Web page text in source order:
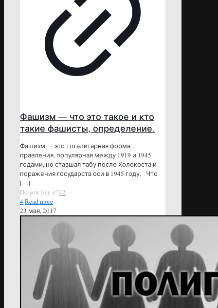
Фашизм — что это такое и кто
такие фашисты, определение.
Фашизм — это тоталитарная форма
правления, популярная между 1919 и 1945
годами, но ставшая табу после Холокоста и
поражения государств оси в 1945 году. Что
[…]
Do you like it?42
4Read more
23 мая, 2017